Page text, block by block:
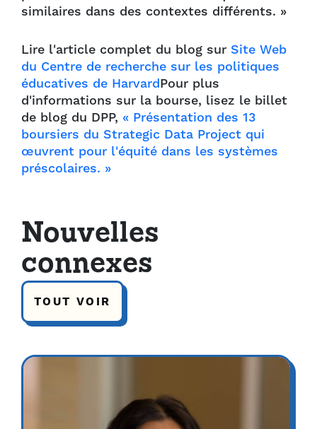
similaires dans des contextes différents. »
Lire l'article complet du blog sur Site Web
du Centre de recherche sur les politiques
éducatives de HarvardPour plus
d'informations sur la bourse, lisez le billet
de blog du DPP, « Présentation des 13
boursiers du Strategic Data Project qui
œuvrent pour l'équité dans les systèmes
préscolaires. »
Nouvelles
connexes
TOUT VOIR